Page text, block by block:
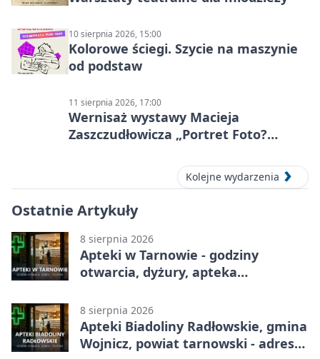
10 sierpnia 2026, 15:00
Kolorowe ściegi. Szycie na maszynie
od podstaw
11 sierpnia 2026, 17:00
Wernisaż wystawy Macieja
Zaszczudłowicza „Portret Foto?
Kolejne wydarzenia
Ostatnie Artykuły
8 sierpnia 2026
Apteki w Tarnowie - godziny
otwarcia, dyżury, apteka
8 sierpnia 2026
Apteki Biadoliny Radłowskie, gmina
Wojnicz, powiat tarnowski - adresy,